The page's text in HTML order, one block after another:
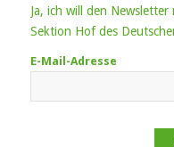
Ja, ich will den
Sektion Hof des
E-Mail-Adresse